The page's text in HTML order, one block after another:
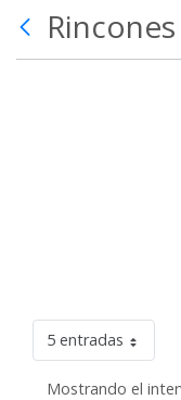
Rincones
5 entradas
Mostrando el